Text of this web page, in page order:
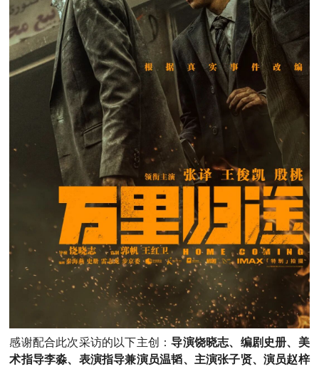
感谢配合此次采访的以下主创：导演饶晓志、编剧史册、美
术指导李淼、表演指导兼演员温韬、主演张子贤、演员赵梓